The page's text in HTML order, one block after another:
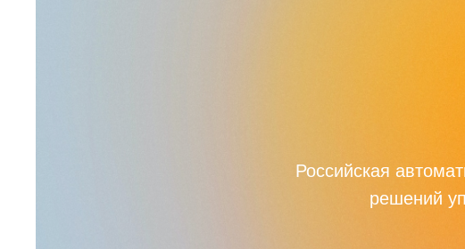
Российская
решений